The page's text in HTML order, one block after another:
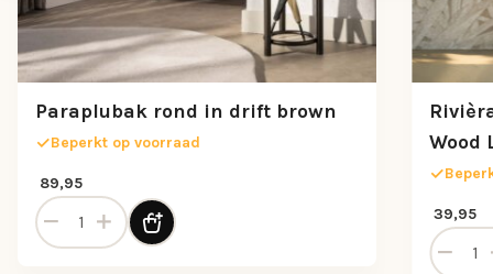
Paraplubak rond in drift brown
Beperkt op voorraad
89,95
Paraplubak rond in drift brown aantal
Wood
39,95
Rivièra